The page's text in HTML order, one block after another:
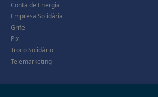
Conta de Energia
Empresa Solidária
Grife
Pix
Troco Solidário
Telemarketing